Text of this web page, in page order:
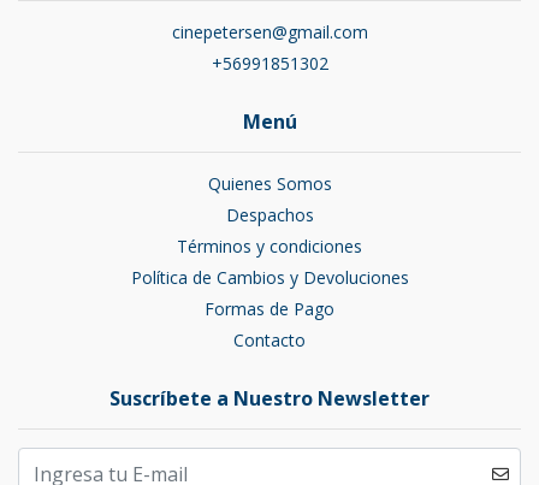
cinepetersen@gmail.com
+56991851302
Menú
Quienes Somos
Despachos
Términos y condiciones
Política de Cambios y Devoluciones
Formas de Pago
Contacto
Suscríbete a Nuestro Newsletter